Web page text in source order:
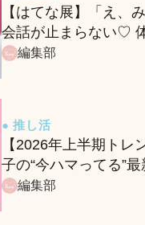
【はてな展】「え、
会話が止まらない♡
に行ってきたレポ
編集部
● 推し活
【2026年上半期ト
子の“今ハマってる”
バズ予報もチェック♪
編集部